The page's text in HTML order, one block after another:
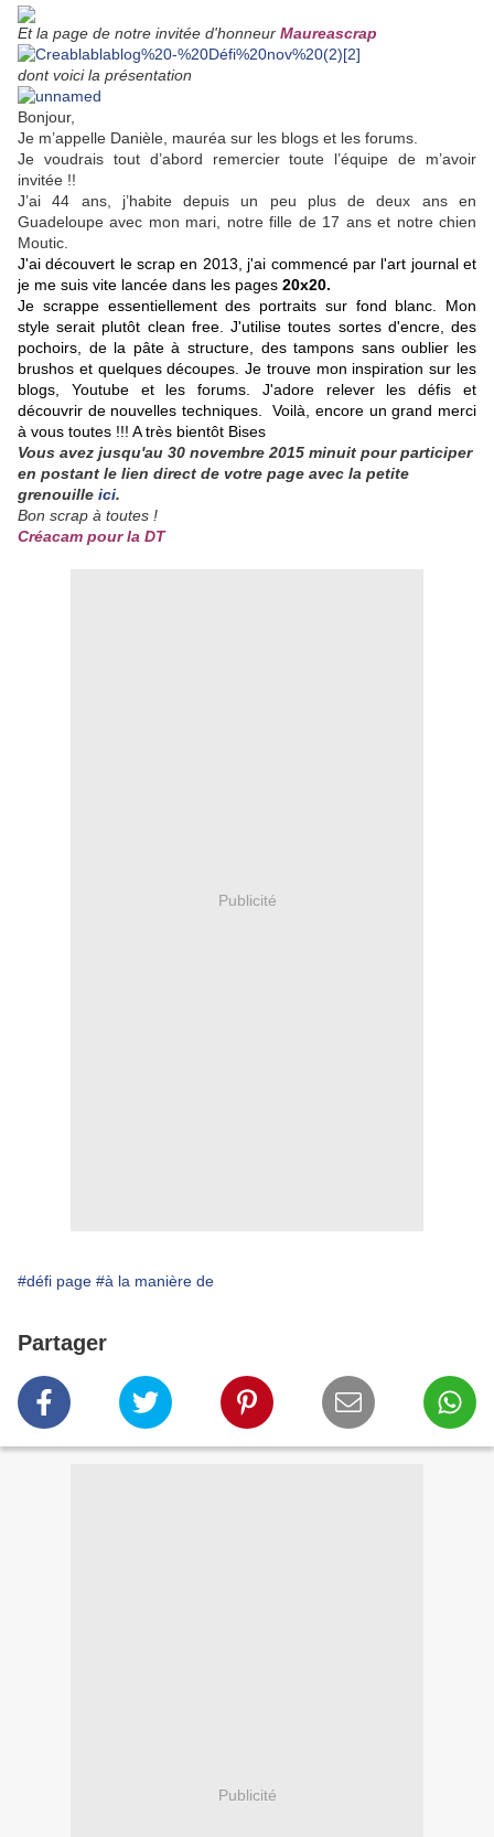
Et la page de notre invitée d'honneur Maureascrap
dont voici la présentation
Bonjour,
Je m’appelle Danièle, mauréa sur les blogs et les forums.
Je voudrais tout d’abord remercier toute l’équipe de m’avoir
invitée !!
J’ai 44 ans, j’habite depuis un peu plus de deux ans en
Guadeloupe avec mon mari, notre fille de 17 ans et notre chien
Moutic.
J'ai découvert le scrap en 2013, j'ai commencé par l'art journal et
je me suis vite lancée dans les pages 20x20.
Je scrappe essentiellement des portraits sur fond blanc. Mon
style serait plutôt clean free. J'utilise toutes sortes d'encre, des
pochoirs, de la pâte à structure, des tampons sans oublier les
brushos et quelques découpes.Je trouve mon inspiration sur les
blogs, Youtube et les forums. J'adore relever les défis et
découvrir de nouvelles techniques. Voilà, encore un grand merci
à vous toutes !!! A très bientôt Bises
Vous avez jusqu'au 30 novembre 2015 minuit pour participer
en postant le lien direct de votre page avec la petite
grenouille ici.
Bon scrap à toutes !
Créacam pour la DT
Publicité
#défi page #à la manière de
Partager
Publicité